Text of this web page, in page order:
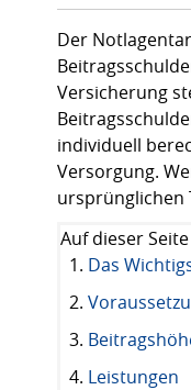
Der
Versicherung
individuell
Versorgung.
ursprünglichen
Auf dieser Seite
Das
Leistungen